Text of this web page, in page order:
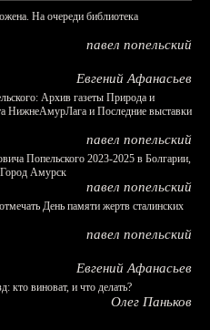
На очереди библиотека
павел попельский
Евгений Афанасьев
Архив газеты Природа и
НижнеАмурЛага и Последние выставки
павел попельский
Попельского 2023-2025 в Болгарии,
Город Амурск
павел попельский
День памяти жертв сталинских
павел попельский
Евгений Афанасьев
кто виноват, и что делать?
Олег Паньков